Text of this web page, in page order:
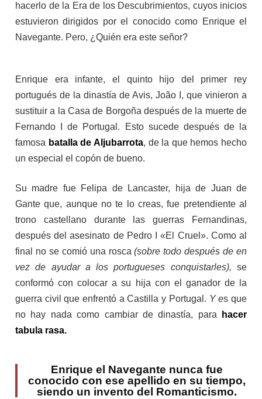
hacerlo de la Era de los Descubrimientos, cuyos inicios
estuvieron dirigidos por el conocido como Enrique el
Navegante. Pero, ¿Quién era este señor?
Enrique era infante, el quinto hijo del primer rey
portugués de la dinastía de Avis, João I, que vinieron a
sustituir a la Casa de Borgoña después de la muerte de
Fernando I de Portugal. Esto sucede después de la
famosa batalla de Aljubarrota, de la que hemos hecho
un especial el copón de bueno.
Su madre fue Felipa de Lancaster, hija de Juan de
Gante que, aunque no te lo creas, fue pretendiente al
trono castellano durante las guerras Fernandinas,
después del asesinato de Pedro I «El Cruel». Como al
final no se comió una rosca(sobre todo después de en
vez de ayudar a los portugueses conquistarles), se
conformó con colocar a su hija con el ganador de la
guerra civil que enfrentó a Castilla y Portugal. Y es que
no hay nada como cambiar de dinastía, para
hacer
tabula rasa.
Enrique el Navegante nunca fue
conocido con ese apellido en su tiempo,
siendo un invento del Romanticismo.